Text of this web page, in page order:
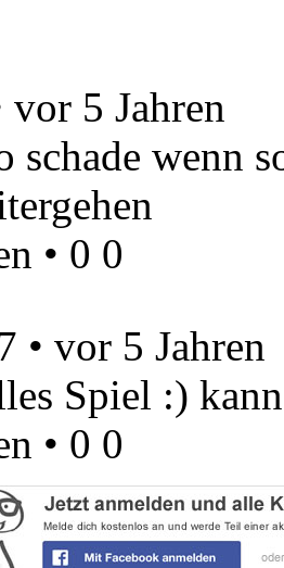
vor 5 Jahren
schade wenn
• 0 0
• vor 5 Jahren
Spiel :)
• 0 0